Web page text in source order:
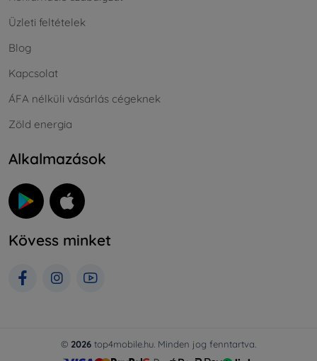
Üzleti feltételek
Blog
Kapcsolat
ÁFA nélküli vásárlás cégeknek
Zöld energia
Alkalmazások
Kövess minket
© 2026 top4mobile.hu. Minden jog fenntartva.